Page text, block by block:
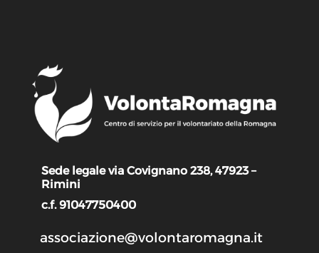
Sede legale via Covignano 238, 47923 –
Rimini
c.f. 91047750400
associazione@volontaromagna.it